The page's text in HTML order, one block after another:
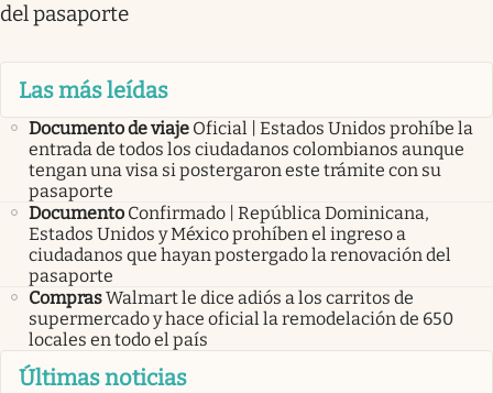
del pasaporte
Las más leídas
Documento de viaje Oficial | Estados Unidos prohíbe la
entrada de todos los ciudadanos colombianos aunque
tengan una visa si postergaron este trámite con su
pasaporte
Documento Confirmado | República Dominicana,
Estados Unidos y México prohíben el ingreso a
ciudadanos que hayan postergado la renovación del
pasaporte
ComprasWalmart le dice adiós a los carritos de
supermercado y hace oficial la remodelación de 650
locales en todo el país
Últimas noticias